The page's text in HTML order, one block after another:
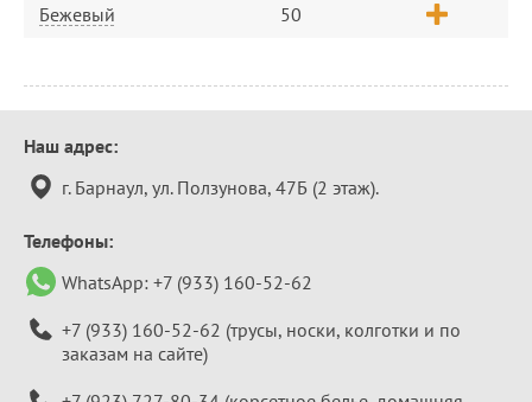
Бежевый 50
Контактная
информация
Наш адрес:
г. Барнаул, ул. Ползунова, 47Б (2 этаж).
Телефоны:
WhatsApp: +7 (933) 160-52-62
+7 (933) 160-52-62 (трусы, носки, колготки и по
заказам на сайте)